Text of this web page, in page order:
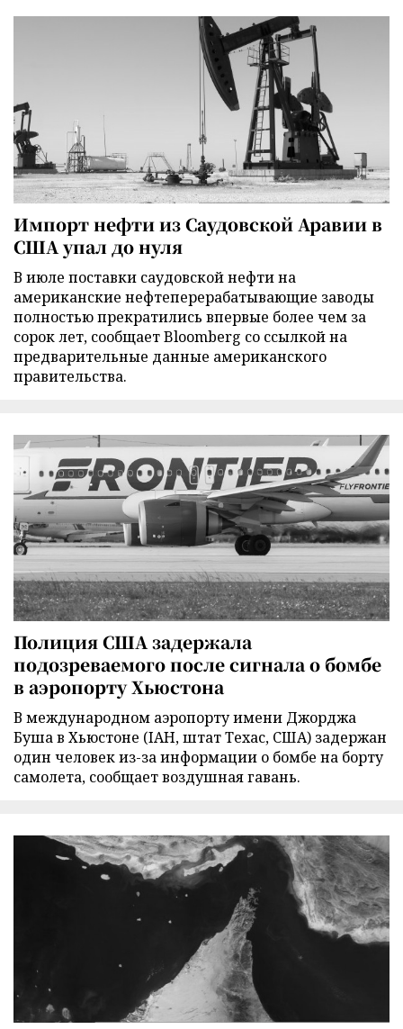
Импорт нефти из Саудовской Аравии в
США упал до нуля
В июле поставки саудовской нефти на
американские нефтеперерабатывающие заводы
полностью прекратились впервые более чем за
сорок лет, сообщает Bloomberg со ссылкой на
предварительные данные американского
правительства.
Полиция США задержала
подозреваемого после сигнала о бомбе
в аэропорту Хьюстона
В международном аэропорту имени Джорджа
Буша в Хьюстоне (IAH, штат Техас, США) задержан
один человек из-за информации о бомбе на борту
самолета, сообщает воздушная гавань.